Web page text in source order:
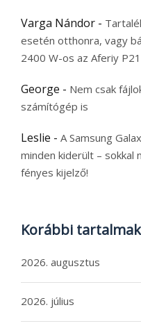
Varga Nándor -
esetén otthonra, vagy
2400 W-os az Aferiy
George - Nem csak
számítógép is
Leslie - A Samsung
minden kiderült – sokkal
fényes kijelző!
Korábbi tartalmak
2026. augusztus
2026. július